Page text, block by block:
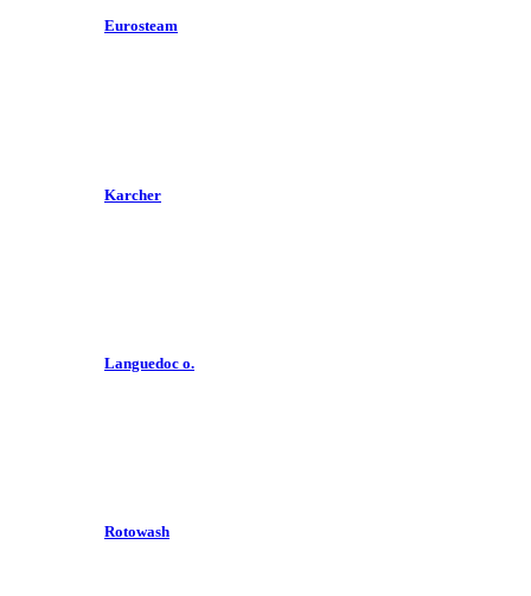
Eurosteam
Karcher
Languedoc o.
Rotowash